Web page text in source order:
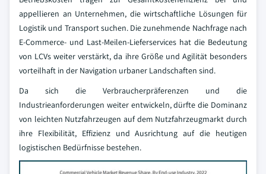
appellieren an Unternehmen, die wirtschaftliche Lösungen für
Logistik und Transport suchen. Die zunehmende Nachfrage nach
E-Commerce- und Last-Meilen-Lieferservices hat die Bedeutung
von LCVs weiter verstärkt, da ihre Größe und Agilität besonders
vorteilhaft in der Navigation urbaner Landschaften sind.
Da sich die Verbraucherpräferenzen und die
Industrieanforderungen weiter entwickeln, dürfte die Dominanz
von leichten Nutzfahrzeugen auf dem Nutzfahrzeugmarkt durch
ihre Flexibilität, Effizienz und Ausrichtung auf die heutigen
logistischen Bedürfnisse bestehen.